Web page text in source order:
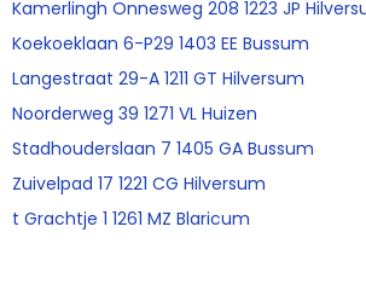
Kamerlingh Onnesweg 208 1223 JP
Koekoeklaan 6-P29 1403 EE Bussum
Langestraat 29-A 1211 GT Hilversum
Noorderweg 39 1271 VL Huizen
Stadhouderslaan 7 1405 GA Bussum
Zuivelpad 17 1221 CG Hilversum
t Grachtje 1 1261 MZ Blaricum